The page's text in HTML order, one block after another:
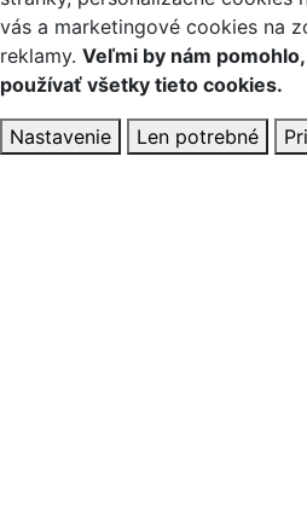
vás a marketingové cookies na
reklamy. Veľmi by nám
používať všetky tieto cookies.
Nastavenie Len potrebné